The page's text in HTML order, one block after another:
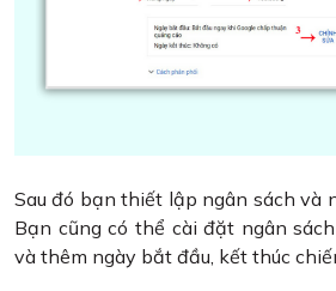
Sau đó bạn thiết lập ngân sách và
Bạn cũng có thể cài đặt ngân
và thêm ngày bắt đầu, kết thúc